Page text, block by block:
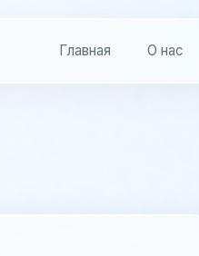
Главная О нас